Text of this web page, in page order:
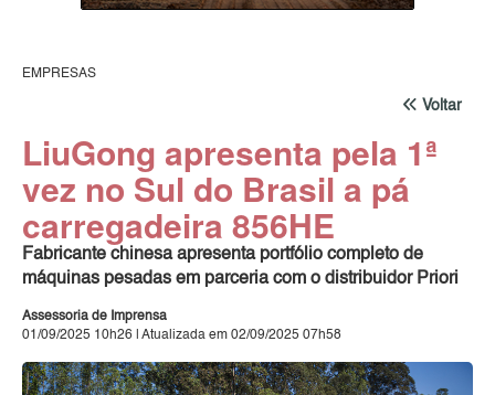
EMPRESAS
Voltar
LiuGong apresenta pela 1ª
vez no Sul do Brasil a pá
carregadeira 856HE
Fabricante chinesa apresenta portfólio completo de
máquinas pesadas em parceria com o distribuidor Priori
Assessoria de Imprensa
01/09/2025 10h26 | Atualizada em 02/09/2025 07h58